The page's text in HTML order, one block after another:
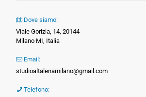
Dove siamo:
Viale Gorizia, 14, 20144
Milano MI, Italia
Email:
studioaltalenamilano@gmail.com
Telefono: